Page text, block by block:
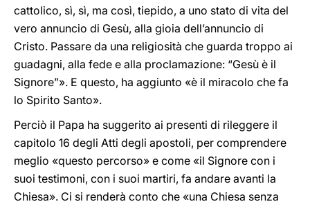
cattolico, sì, sì, ma così, tiepido, a uno stato di vita del
vero annuncio di Gesù, alla gioia dell’annuncio di
Cristo. Passare da una religiosità che guarda troppo ai
guadagni, alla fede e alla proclamazione: “Gesù è il
Signore”». E questo, ha aggiunto «è il miracolo che fa
lo Spirito Santo».
Perciò il Papa ha suggerito ai presenti di rileggere il
capitolo 16 degli Atti degli apostoli, per comprendere
meglio «questo percorso» e come «il Signore con i
suoi testimoni, con i suoi martiri, fa andare avanti la
Chiesa». Ci si renderà conto che «una Chiesa senza